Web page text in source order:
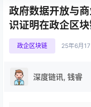
政府数据开放与
识证明在政企区
政企区块链 25年6月17
深度链讯, 钱睿